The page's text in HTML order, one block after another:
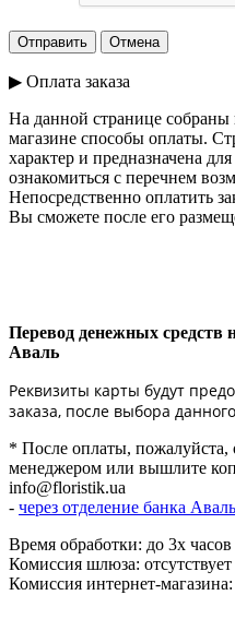
▶ Оплата заказа
На данной странице
магазине способы оплаты.
характер и предназначена
ознакомиться с перечнем
Непосредственно оплатить
Вы сможете после его
Перевод денежных средств
Аваль
Реквизиты карты будут
заказа, после выбора
* После оплаты, пожалуйста,
менеджером или вышлите
info@floristik.ua
- через отделение банка
Время обработки: до 3х
Комиссия шлюза: отсутствует
Комиссия интернет-